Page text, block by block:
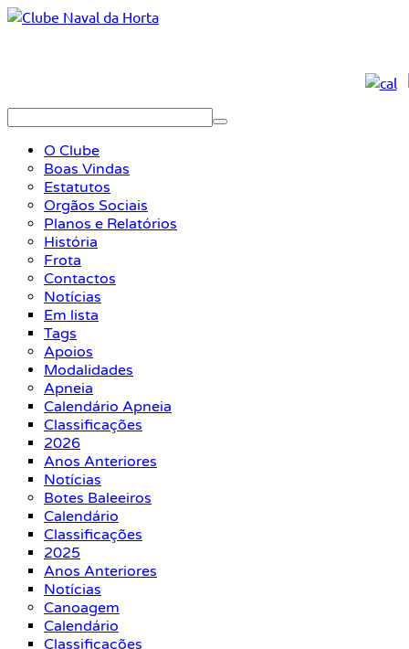
O Clube
Boas Vindas
Estatutos
Orgãos Sociais
Planos e Relatórios
História
Frota
Contactos
Notícias
Em lista
Tags
Apoios
Modalidades
Apneia
Calendário Apneia
Classificações
2026
Anos Anteriores
Notícias
Botes Baleeiros
Calendário
Classificações
2025
Anos Anteriores
Notícias
Canoagem
Calendário
Classificações